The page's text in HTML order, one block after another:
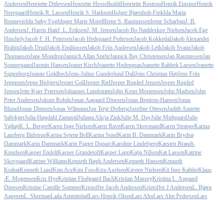
AndersenHenriette DitlevsenHenriette HesselholdtHenriette RostrupHenrik EinsporHenrik
NeergaardHenrik R. LassenHenrik S. HarksenHolger Bjørnholt-FinkIda Maria
BonnevieIda Søby FoghInger Marie MorellIrene S. RasmussenIrene ScharbauJ. B.
AndersenJ. Harris HattJ. L. EriksenJ. M. JensenJacob Bo Nøddeskov NielsenJacob Ege
HinchelyJacob F. H. PetersenJacob Hedegaard PedersenJacob KokkedalJakob Alexander
BrahmJakob DrudJakob EmiliussenJakob Friis AndersenJakob LethJakob SvaneJakob
ThomassenJane MondrupJannich Allan StæhrJannick Bay ChristensenJan RasmussenJan
SonnergaardJasmin HansenJeanet KirchJeanette HedengranJeanette Rahbek LarsenJeanette
SigtenborgJeanne GoldbechJens-Julius Gunderlund DallJens Christian HøjJens Friis
JeppesenJeppe BisbjergJesper GollJesper RielJesper Rugård JensenJesper Rugård
JensenJette Kjær PetersenJohannes LundstrømJohn Kenn MortensenJohn MadsenJohn
Peter AndersenJokum RohdeJonas Aagaard DinesenJonas Begtrup-HansenJonas
BlunelJonas DinesenJonas WilmannJon Terje ØstbergJosefine OttesenJudith Annette
SølvkjærJulia Høgdahl ZamastilJuliana Alicja ZinkJulie M. DayJulie MidtgaardJulie
VajhøjK. L. BergerKaren Inge NielsenKaren RavnKaren SkovmandKaren StrangeKarina
Laurberg BidstrupKarina Sejerø BellKarina SundKarin B. DammarkKarin Brydsø
DammarkKarin DammarkKarin Pagter DuparcKaroline LindebjergKarsten Brandt-
KnudsenKasper EndeltKasper GrandetoftKasper LappKatja NilsenKat LassenKatrine
SkovgaardKatrine WilliamsKenneth Bøgh AndersenKenneth HansenKenneth
KrabatKenneth LundKim AceKim FossKira AxelsenKirsten NielsenKit Inez KøhlerKlaus
Æ. MogensenKris HyeKristian Flodgaard BachKristian MasseyKristina L. Aagaard
DinesenKristine Camille SommerKristoffer Jacob AndersenKristoffer J AndersenL. Bjørn
AagesenL. ShermanLaila AmmitsbølLars-Henrik OlsenLars AhnLars Ahn PedersenLars